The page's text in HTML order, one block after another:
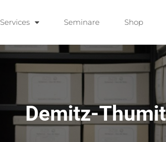
Services Seminare Shop
Demitz-